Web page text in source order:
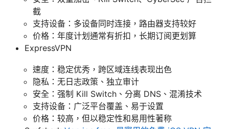
截
支持设备：多设备同时连接，路由器支持较好
价格：年度计划通常有折扣，长期订阅更划算
ExpressVPN
速度：稳定优秀，跨区域连线表现出色
隐私：无日志政策、独立审计
安全：强制 Kill Switch、分离 DNS、混淆技术
支持设备：广泛平台覆盖、易于设置
价格：较高，但以稳定性和易用性著称